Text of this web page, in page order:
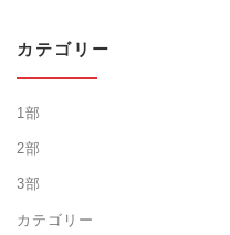
カテゴリー
1部
2部
3部
カテゴリー